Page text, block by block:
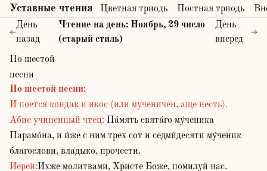
Уставные чтения Цветная триодь Постная триодь
День
назад
Чтение на день: Ноябрь, 29число
(старый стиль)
День
вперед
По шестой
песни
По шестой песни:
И поется кондак и икос (или мученичен, аще несть).
Абие учиненный чтец: Па́мять свята́го му́ченика
Парамо́на, и и́же с ним трех сот и седми́десяти му́ченик
благослови, владыко, прочести.
Иерей:Ихже молитвами, Христе Боже, помилуй нас.